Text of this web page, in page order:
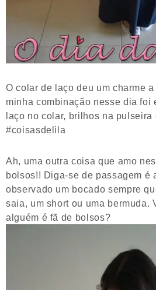
O colar de laço deu um charme
minha combinação nesse dia foi
laço no colar, brilhos na pulseira
#coisasdelila
Ah, uma outra coisa que amo
bolsos!! Diga-se de passagem é
observado um bocado sempre
saia, um short ou uma bermuda.
alguém é fã de bolsos?